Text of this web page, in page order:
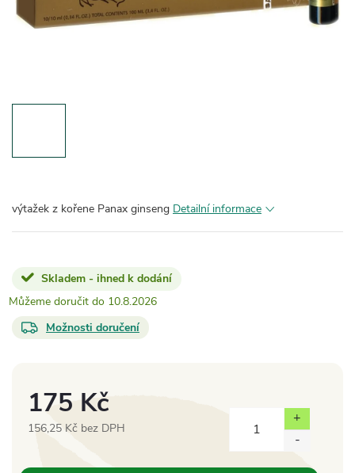
výtažek z kořene Panax ginseng Detailní informace
Skladem - ihned k dodání
10.8.2026
Možnosti doručení
175 Kč
156,25 Kč bez DPH
cena: